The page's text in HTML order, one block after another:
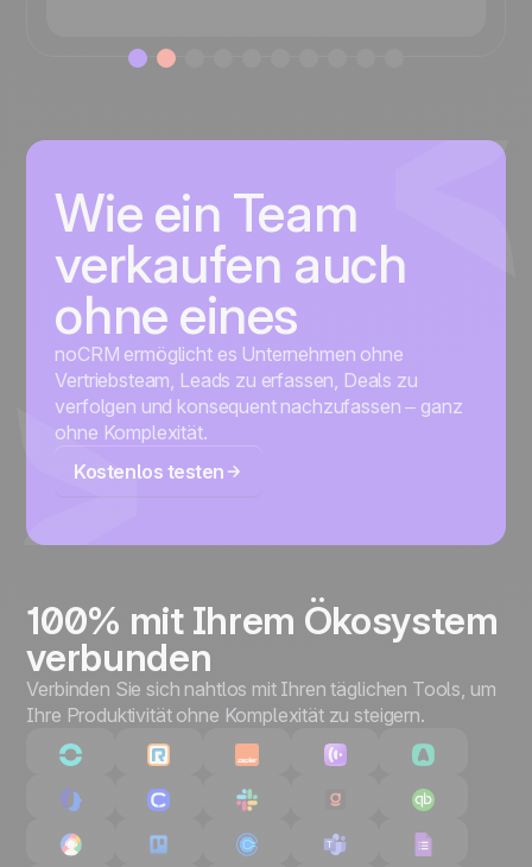
Wie ein Team
verkaufen auch
ohne eines
noCRM ermöglicht es Unternehmen ohne
Vertriebsteam, Leads zu erfassen, Deals zu
verfolgen und konsequent nachzufassen – ganz
ohne Komplexität.
Kostenlos testen
100% mit Ihrem Ökosystem
verbunden
Verbinden Sie sich nahtlos mit Ihren täglichen Tools, um
Ihre Produktivität ohne Komplexität zu steigern.